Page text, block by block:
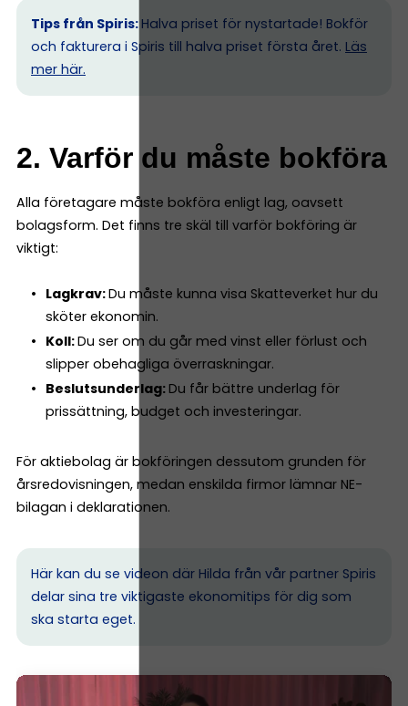
Tips från Spiris: Halva priset för nystartade! Bokför
och fakturera i Spiris till halva priset första året. Läs
mer här.
2. Varför du måste bokföra
Alla företagare måste bokföra enligt lag, oavsett
bolagsform. Det finns tre skäl till varför bokföring är
viktigt:
Lagkrav:Du måste kunna visa Skatteverket hur du
sköter ekonomin.
Koll:Du ser om du går med vinst eller förlust och
slipper obehagliga överraskningar.
Beslutsunderlag: Du får bättre underlag för
prissättning, budget och investeringar.
För aktiebolag är bokföringen dessutom grunden för
årsredovisningen, medan enskilda firmor lämnar NE-
bilagan i deklarationen.
Här kan du se videon där Hilda från vår partner Spiris
delar sina tre viktigaste ekonomitips för dig som
ska starta eget.